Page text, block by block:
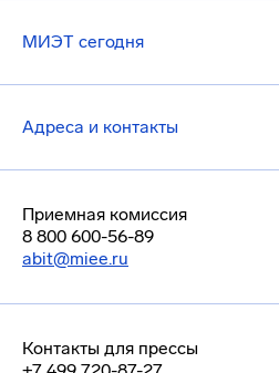
МИЭТ сегодня
Адреса и контакты
Приемная комиссия
8 800 600-56-89
abit@miee.ru
Контакты для прессы